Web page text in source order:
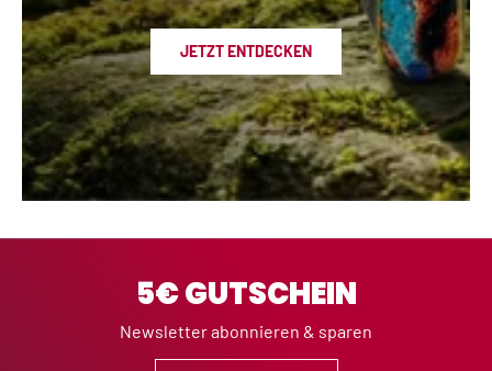
JETZT ENTDECKEN
5€ GUTSCHEIN
Newsletter abonnieren & sparen